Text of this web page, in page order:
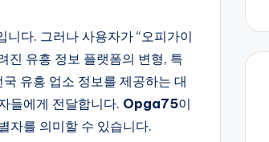
다. 그러나 사용자가 “오피가이
진 유흥 정보 플랫폼의 변형, 특
유흥 업소 정보를 제공하는 대
들에게 전달합니다. Opga75이
자를 의미할 수 있습니다.